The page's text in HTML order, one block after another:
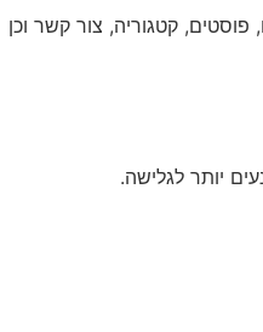
קטגוריה, צור קשר וכן
יותר לגלישה.